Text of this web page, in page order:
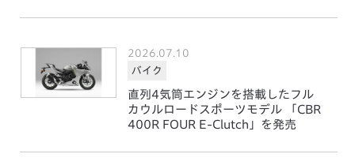
2026.07.10
バイク
直列4気筒エンジンを搭載したフル
カウルロードスポーツモデル 「CBR
400R FOUR E-Clutch」を発売